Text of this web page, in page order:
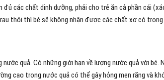
các chất dinh dưỡng, phải cho trẻ ăn cả phần cái
thôi thì bé sẽ không nhận được các chất xơ có trong
quả. Có những giới hạn về lượng nước quả với bé.
cao trong nước quả có thể gây hỏng men răng và